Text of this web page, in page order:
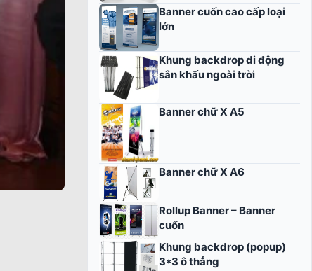
Banner cuốn cao cấp loại
lớn
Khung backdrop di động
sân khấu ngoài trời
Banner chữ X A5
Banner chữ X A6
Rollup Banner – Banner
cuốn
Khung backdrop (popup)
3*3 ô thẳng